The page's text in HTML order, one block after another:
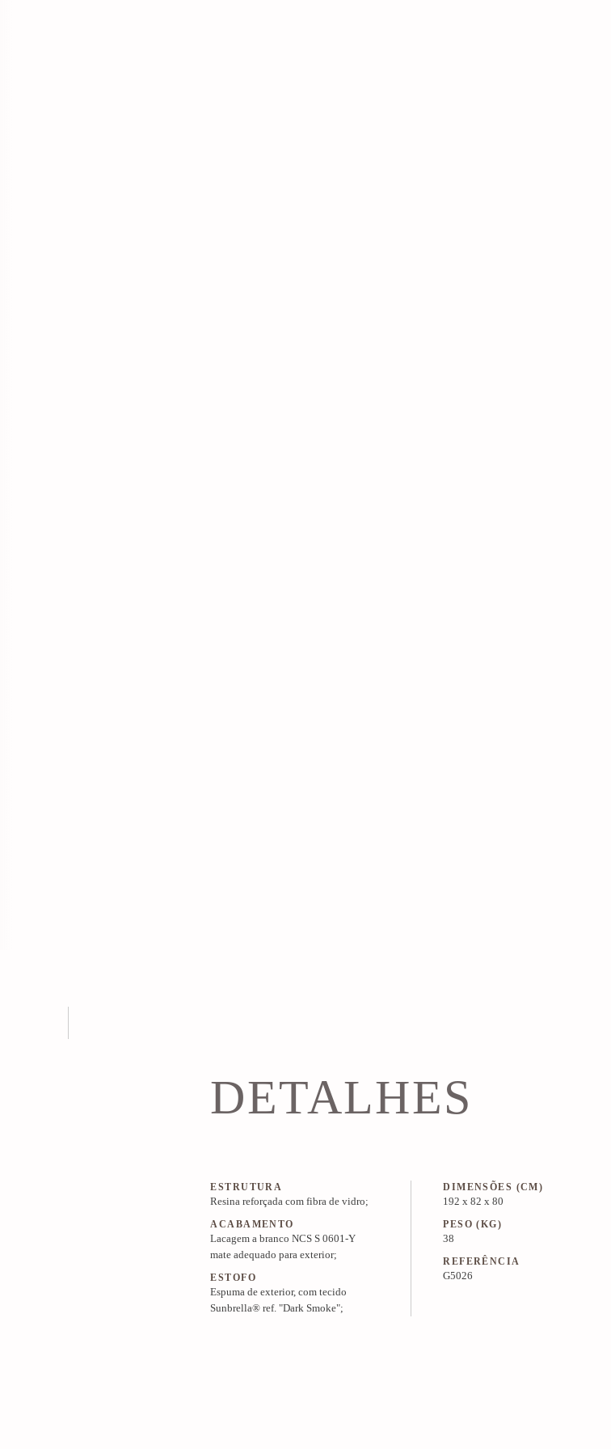
DETALHES
ESTRUTURA
Resina reforçada com fibra de vidro;
ACABAMENTO
Lacagem a branco NCS S 0601-Y
mate adequado para exterior;
ESTOFO
Espuma de exterior, com tecido
Sunbrella® ref. "Dark Smoke";
DIMENSÕES (CM)
192 x 82 x 80
PESO (KG)
38
REFERÊNCIA
G5026